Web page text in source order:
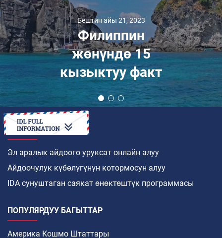
Бештин айы 21, 2023
Филиппин
жөнүндө 15
кызыктуу факт
КАНТИП
Эл аралык айдоого уруксат онлайн алуу
Айдоочулук күбөлүгүнүн котормосун алуу
IDA сунуштаган саякат өнөктөштүк программасы
ПОПУЛЯРДУУ БАГЫТТАР
Америка Кошмо Штаттары